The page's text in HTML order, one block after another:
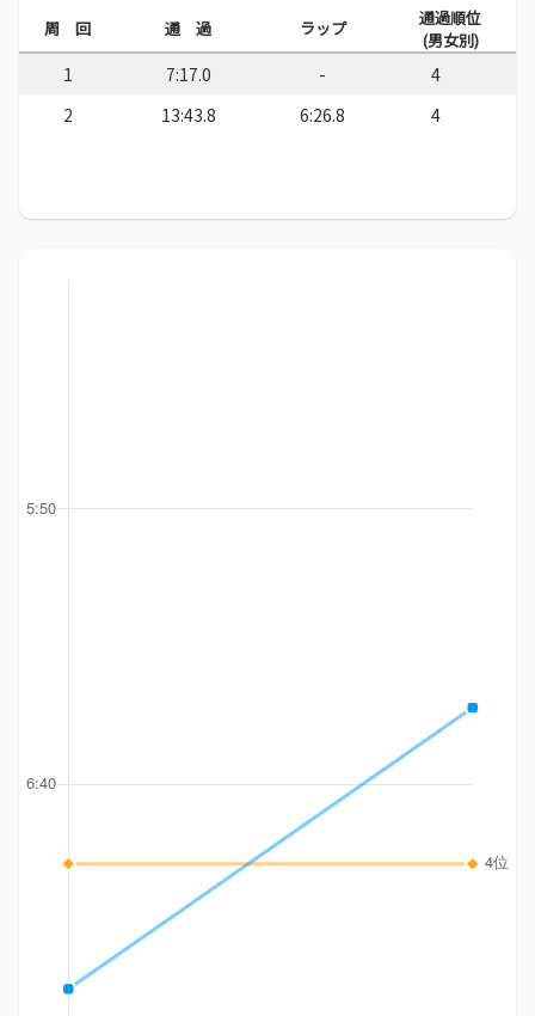
周 回 通 過 ラップ
通過順位
(男女別)
1 7:17.0 -
4
2
13:43.8 6:26.8 4